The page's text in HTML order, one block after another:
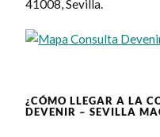
41008, Sevilla.
¿CÓMO LLEGAR A LA
DEVENIR – SEVILLA